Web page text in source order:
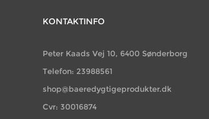
KONTAKTINFO
Peter Kaads Vej 10, 6400 Sønderborg
Telefon: 23988561
shop@baeredygtigeprodukter.dk
Cvr: 30016874